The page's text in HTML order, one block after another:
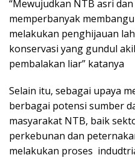
“Mewujudkan NTB asri
memperbanyak
melakukan penghijauan
konservasi yang gundul
pembalakan liar” katanya
Selain itu, sebagai upaya
berbagai potensi sumber
masyarakat NTB, baik
perkebunan dan
melakukan proses